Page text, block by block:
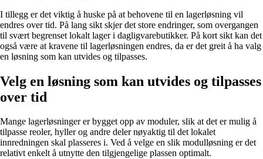
I tillegg er det viktig å huske på at behovene til en lagerløsning vil
endres over tid. På lang sikt skjer det store endringer, som overgangen
til svært begrenset lokalt lager i dagligvarebutikker. På kort sikt kan det
også være at kravene til lagerløsningen endres, da er det greit å ha valg
en løsning som kan utvides og tilpasses.
Velg en løsning som kan utvides og tilpasses
over tid
Mange lagerløsninger er bygget opp av moduler, slik at det er mulig å
tilpasse reoler, hyller og andre deler nøyaktig til det lokalet
innredningen skal plasseres i. Ved å velge en slik modulløsning er det
relativt enkelt å utnytte den tilgjengelige plassen optimalt.